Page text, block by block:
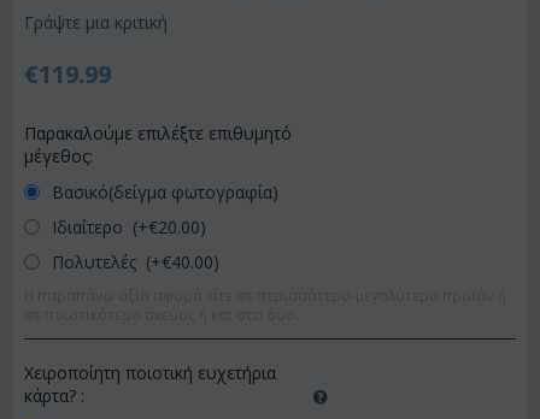
Γράψτε μια κριτική
€119.99
Παρακαλούμε επιλέξτε επιθυμητό
μέγεθος:
Βασικό(δείγμα φωτογραφία)
Ιδιαίτερο (+€20.00)
Πολυτελές (+€40.00)
Χειροποίητη ποιοτική ευχετήρια
κάρτα? :